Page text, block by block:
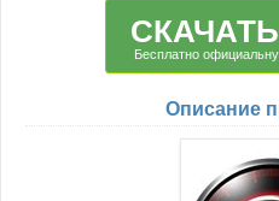
СКАЧАТЬ
Бесплатно
Описание